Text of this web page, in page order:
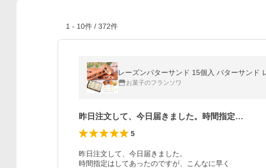
1 - 10件 / 372件
レーズンバターサンド 15個入 バターサンド
お菓子のフランソワ
昨日注文して、今日届きました。時間指定…
5
昨日注文して、今日届きました。
時間指定はしてあったのですが、こんなに早く